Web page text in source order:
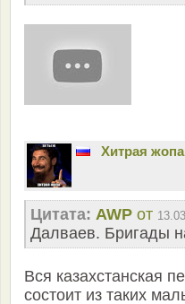
Хитрая жопа
Цитата: AWP от
Далваев. Бригады
Вся казахстанская
состоит из таких